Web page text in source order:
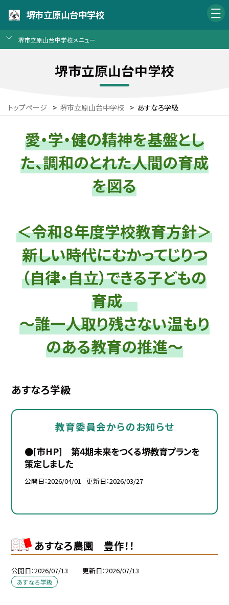
堺市立原山台中学校
堺市立原山台中学校メニュー
堺市立原山台中学校
トップページ > 堺市立原山台中学校 > あすなろ学級
愛・学・健の精神を基盤とし
た、調和のとれた人間の育成
を図る
＜令和８年度学校教育方針＞
新しい時代にむかってじりつ
（自律・自立）できる子どもの
育成
～誰一人取り残さない温もり
のある教育の推進～
あすなろ学級
教育委員会からのお知らせ
●[市HP] 第4期未来をつくる堺教育プランを
策定しました
公開日 2026/04/01 更新日 2026/03/27
あすなろ農園 豊作！！
公開日 2026/07/13 更新日 2026/07/13
あすなろ学級